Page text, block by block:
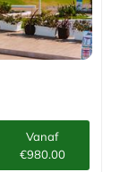
Vanaf
€980.00